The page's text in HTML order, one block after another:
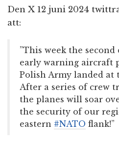
Den X 12 juni 2024
att:
”This week the second
early warning aircraft
Polish Army landed at
After a series of crew
the planes will soar
the security of our
eastern #NATO flank!”